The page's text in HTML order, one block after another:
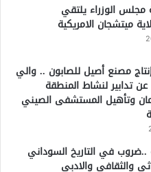
مجلس الوزراء يلتقي
ميتشجان الامريكية
مصنع أصيل للصابون .. والي
تدابير لنشاط المنطقة
وتأهيل المستشفى الصيني
..ضروب في التاريخ السوداني
والثقافي والادبي